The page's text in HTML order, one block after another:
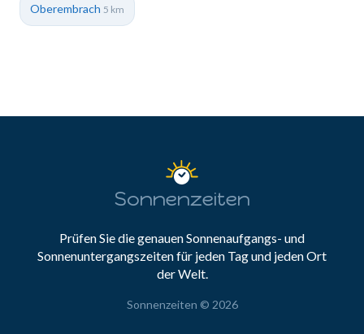
Oberembrach 5 km
Sonnenzeiten
Prüfen Sie die genauen Sonnenaufgangs- und
Sonnenuntergangszeiten für jeden Tag und jeden Ort
der Welt.
Sonnenzeiten © 2026